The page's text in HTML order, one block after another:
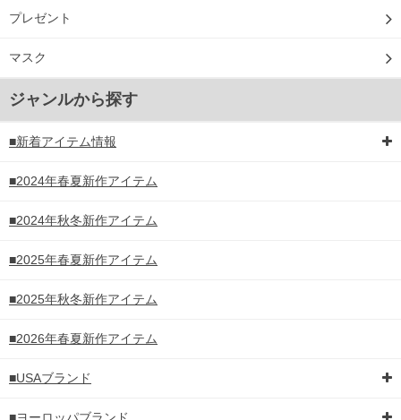
プレゼント
マスク
ジャンルから探す
■新着アイテム情報
■2024年春夏新作アイテム
■2024年秋冬新作アイテム
■2025年春夏新作アイテム
■2025年秋冬新作アイテム
■2026年春夏新作アイテム
■USAブランド